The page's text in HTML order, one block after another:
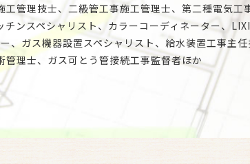
管理技士、二級管工事施工管理士、第二種電気工
ンスペシャリスト、カラーコーディネーター、
、ガス機器設置スペシャリスト、給水装置工事主
理士、ガス可とう管接続工事監督者ほか